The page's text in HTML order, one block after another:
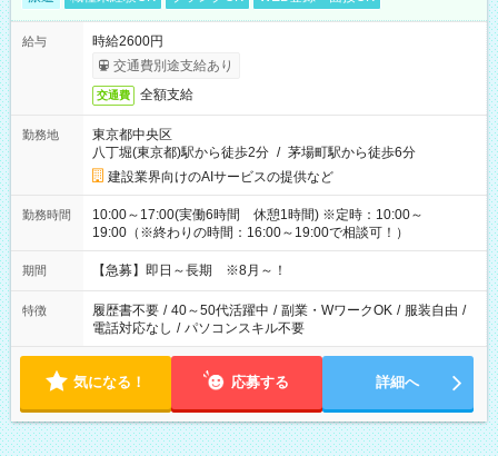
給与
時給2600円
交通費別途支給あり
交通費 全額支給
勤務地
東京都中央区
八丁堀(東京都)駅から徒歩2分 / 茅場町駅から徒歩6分
建設業界向けのAIサービスの提供など
勤務時間
10:00～17:00(実働6時間 休憩1時間) ※定時：10:00～
19:00（※終わりの時間：16:00～19:00で相談可！）
期間 【急募】即日～長期 ※8月～！
特徴 履歴書不要 / 40～50代活躍中 / 副業・WワークOK / 服装自由 /
電話対応なし / パソコンスキル不要
気になる！ 応募する 詳細へ